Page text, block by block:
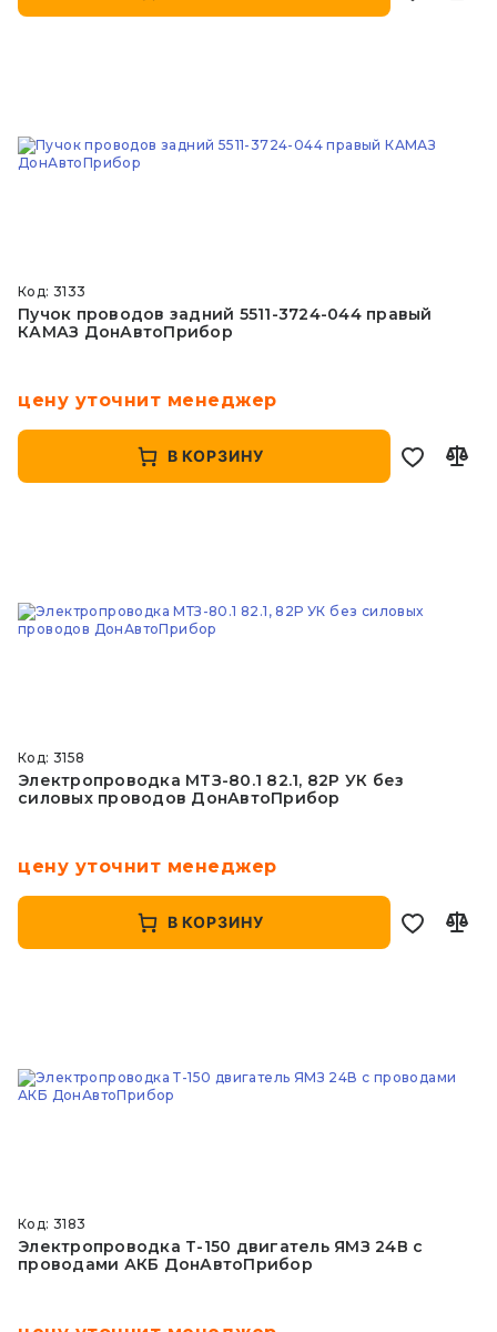
Код: 3133
Пучок проводов задний 5511-3724-044 правый
КАМАЗ ДонАвтоПрибор
цену уточнит менеджер
В КОРЗИНУ
Код: 3158
Электропроводка МТЗ-80.1 82.1, 82Р УК без
силовых проводов ДонАвтоПрибор
цену уточнит менеджер
В КОРЗИНУ
Код: 3183
Электропроводка Т-150 двигатель ЯМЗ 24В с
проводами АКБ ДонАвтоПрибор